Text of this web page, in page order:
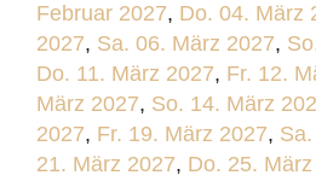
Februar 2027, Do. 04. März
2027, Sa. 06. März 2027,
Do. 11. März 2027, Fr. 12.
März 2027, So. 14. März
2027, Fr. 19. März 2027,
21. März 2027, Do. 25.